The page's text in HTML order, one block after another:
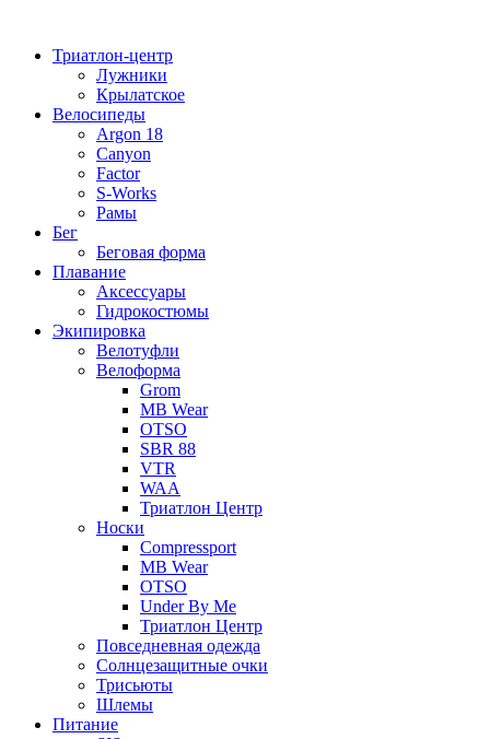
содержимому
Триатлон-центр
Лужники
Крылатское
Велосипеды
Argon 18
Canyon
Factor
S-Works
Рамы
Бег
Беговая форма
Плавание
Аксессуары
Гидрокостюмы
Экипировка
Велотуфли
Велоформа
Grom
MB Wear
OTSO
SBR 88
VTR
WAA
Триатлон Центр
Носки
Compressport
MB Wear
OTSO
Under By Me
Триатлон Центр
Повседневная одежда
Солнцезащитные очки
Трисьюты
Шлемы
Питание